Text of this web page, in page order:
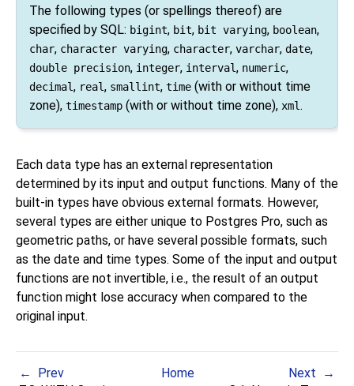
The following types (or spellings thereof) are
specified by SQL: bigint, bit, bit varying, boolean,
char, character varying, character, varchar, date,
double precision, integer, interval, numeric,
decimal, real, smallint, time (with or without time
zone), timestamp (with or without time zone), xml.
Each data type has an external representation
determined by its input and output functions. Many of the
built-in types have obvious external formats. However,
several types are either unique to Postgres Pro, such as
geometric paths, or have several possible formats, such
as the date and time types. Some of the input and output
functions are not invertible, i.e., the result of an output
function might lose accuracy when compared to the
original input.
Prev Home
Next